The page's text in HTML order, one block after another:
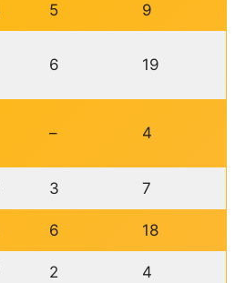
5 9
6 19
– 4
3 7
6 18
2 4